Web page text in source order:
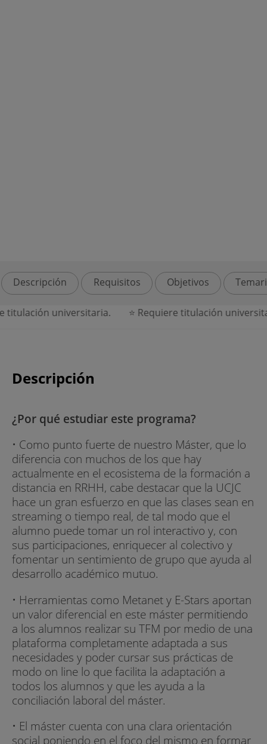
Descripción Requisitos Objetivos
universitaria. ⭐ Requiere titulación
Descripción
¿Por qué estudiar este programa?
• Como punto fuerte de nuestro Máster, que lo
diferencia con muchos de los que hay
actualmente en el ecosistema de la formación a
distancia en RRHH, cabe destacar que la UCJC
hace un gran esfuerzo en que las clases sean en
streaming o tiempo real, de tal modo que el
alumno puede tomar un rol interactivo y, con
sus participaciones, enriquecer al colectivo y
fomentar un sentimiento de grupo que ayuda al
desarrollo académico mutuo.
• Herramientas como Metanet y E-Stars aportan
un valor diferencial en este máster permitiendo
a los alumnos realizar su TFM por medio de una
plataforma completamente adaptada a sus
necesidades y poder cursar sus prácticas de
modo on line lo que facilita la adaptación a
todos los alumnos y que les ayuda a la
conciliación laboral del máster.
• El máster cuenta con una clara orientación
social poniendo en el foco del mismo en formar